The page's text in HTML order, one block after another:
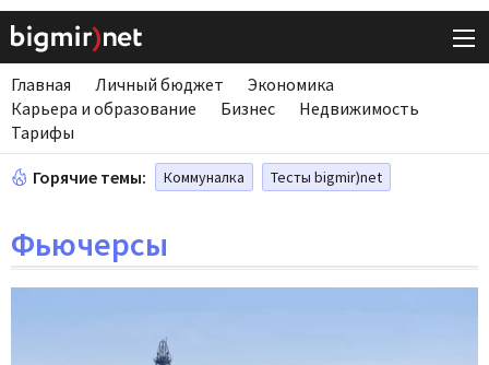
Главная Личный бюджет
Экономика
Карьера и образование
Бизнес
Недвижимость
Тарифы
Горячие темы: Коммуналка Тесты bigmir)net
Фьючерсы